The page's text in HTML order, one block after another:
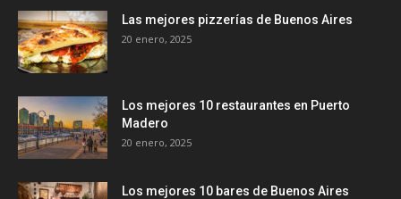
Las mejores pizzerías de Buenos Aires
20 enero, 2025
Los mejores 10 restaurantes en Puerto
Madero
20 enero, 2025
Los mejores 10 bares de Buenos Aires